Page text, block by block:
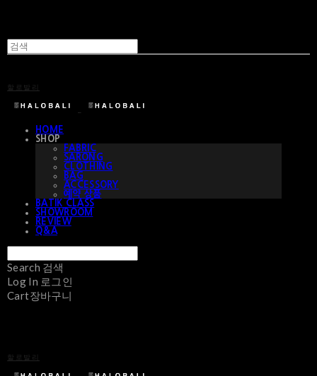
할로발리
HOME
SHOP
FABRIC
SARONG
CLOTHING
BAG
ACCESSORY
예약 상품
BATIK CLASS
SHOWROOM
REVIEW
Q&A
Search 검색
Log In 로그인
Cart장바구니
할로발리